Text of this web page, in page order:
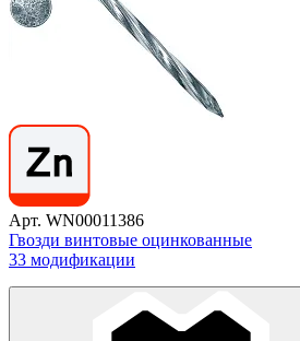
Арт. WN00011386
Гвозди винтовые оцинкованные
33 модификации